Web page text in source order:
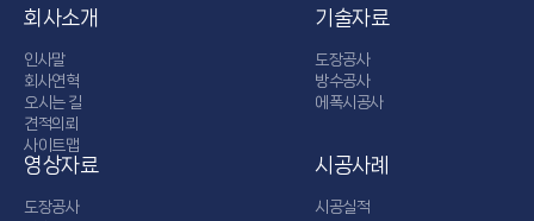
회사소개
인사말
회사연혁
오시는 길
견적의뢰
사이트맵
기술자료
도장공사
방수공사
에폭시공사
영상자료
도장공사
시공사례
시공실적